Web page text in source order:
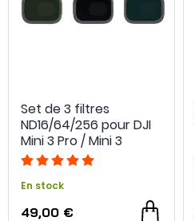
Set de 3 filtres
ND16/64/256 pour DJI
Mini 3 Pro / Mini 3
En stock
49,00 €